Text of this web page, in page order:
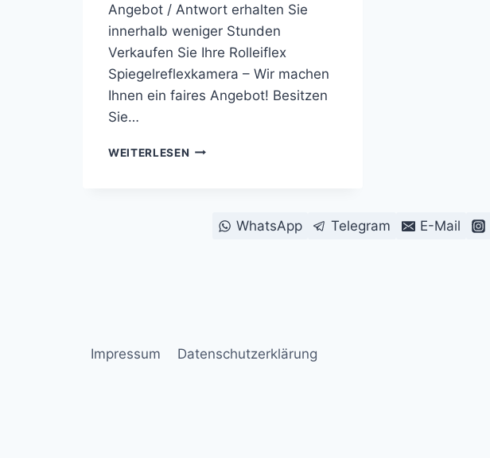
Angebot / Antwort erhalten Sie
innerhalb weniger Stunden
Verkaufen Sie Ihre Rolleiflex
Spiegelreflexkamera – Wir machen
Ihnen ein faires Angebot! Besitzen
Sie…
WEITERLESEN ROLLEI
ANKAUF WhatsApp Telegram E-Mail
Impressum Datenschutzerklärung